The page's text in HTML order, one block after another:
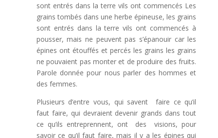
sont entrés dans la terre vils ont commencés Les
grains tombés dans une herbe épineuse, les grains
sont entrés dans la terre vils ont commencés à
pousser, mais ne peuvent pas s’épanouir car les
épines ont étouffés et percés les grains les grains
ne pouvaient pas monter et de produire des fruits.
Parole donnée pour nous parler des hommes et
des femmes.
Plusieurs d’entre vous, qui savent faire ce qu’il
faut faire, qui devraient devenir grands dans tout
ce qu’ils entreprennent, ont des visions, pour
savoir ce qu’il faut faire, mais il y a les épines qui